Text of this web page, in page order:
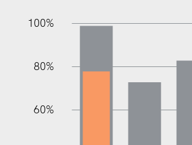
60%
80%
100%